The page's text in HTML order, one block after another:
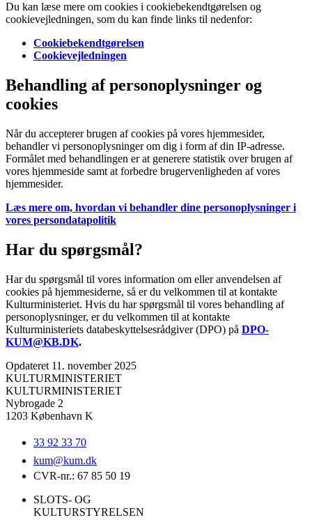
Du kan læse mere om cookies i cookiebekendtgørelsen og
cookievejledningen, som du kan finde links til nedenfor:
Cookiebekendtgørelsen
Cookievejledningen
Behandling af personoplysninger og
cookies
Når du accepterer brugen af cookies på vores hjemmesider,
behandler vi personoplysninger om dig i form af din IP-adresse.
Formålet med behandlingen er at generere statistik over brugen af
vores hjemmeside samt at forbedre brugervenligheden af vores
hjemmesider.
Læs mere om, hvordan vi behandler dine personoplysninger i
vores persondatapolitik
Har du spørgsmål?
Har du spørgsmål til vores information om eller anvendelsen af
cookies på hjemmesiderne, så er du velkommen til at kontakte
Kulturministeriet. Hvis du har spørgsmål til vores behandling af
personoplysninger, er du velkommen til at kontakte
Kulturministeriets databeskyttelsesrådgiver (DPO) på DPO-
KUM@KB.DK.
Opdateret 11. november 2025
KULTURMINISTERIET
KULTURMINISTERIET
Nybrogade 2
1203 København K
33 92 33 70
kum@kum.dk
CVR-nr.: 67 85 50 19
SLOTS- OG
KULTURSTYRELSEN